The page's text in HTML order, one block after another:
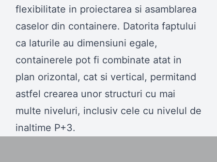
flexibilitate in proiectarea si asamblarea
caselor din containere. Datorita faptului
ca laturile au dimensiuni egale,
containerele pot fi combinate atat in
plan orizontal, cat si vertical, permitand
astfel crearea unor structuri cu mai
multe niveluri, inclusiv cele cu nivelul de
inaltime P+3.